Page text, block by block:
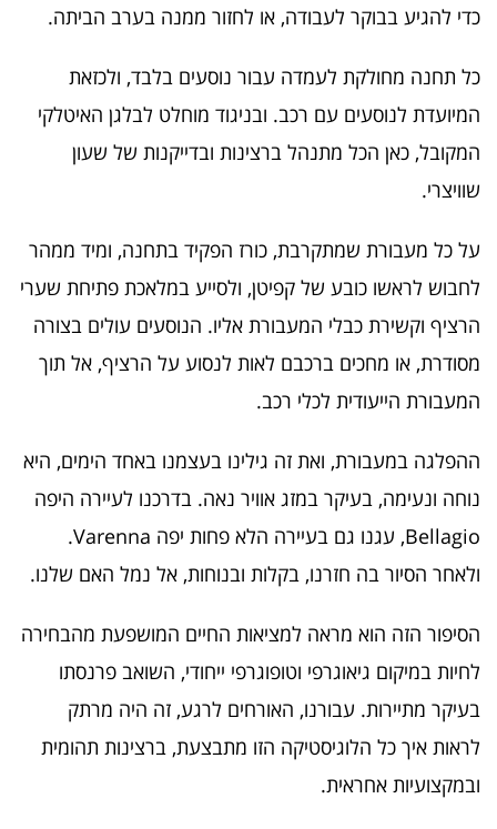
כדי להגיע בבוקר לעבודה, או לחזור ממנה בערב הביתה.
כל תחנה מחולקת לעמדה עבור נוסעים בלבד, ולכזאת
המיועדת לנוסעים עם רכב. ובניגוד מוחלט לבלגן האיטלקי
המקובל, כאן הכל מתנהל ברצינות ובדייקנות של שעון
שוויצרי.
על כל מעבורת שמתקרבת, כורז הפקיד בתחנה, ומיד ממהר
לחבוש לראשו כובע של קפיטן, ולסייע במלאכת פתיחת שערי
הרציף וקשירת כבלי המעבורת אליו. הנוסעים עולים בצורה
מסודרת, או מחכים ברכבם לאות לנסוע על הרציף, אל תוך
המעבורת הייעודית לכלי רכב.
ההפלגה במעבורת, ואת זה גילינו בעצמנו באחד הימים, היא
נוחה ונעימה, בעיקר במזג אוויר נאה. בדרכנו לעיירה היפה
Bellagio, עגנו גם בעיירה הלא פחות יפה Varenna.
ולאחר הסיור בה חזרנו, בקלות ובנוחות, אל נמל האם שלנו.
הסיפור הזה הוא מראה למציאות החיים המושפעת מהבחירה
לחיות במיקום גיאוגרפי וטופוגרפי ייחודי, השואב פרנסתו
בעיקר מתיירות. עבורנו, האורחים לרגע, זה היה מרתק
לראות איך כל הלוגיסטיקה הזו מתבצעת, ברצינות תהומית
ובמקצועיות אחראית.